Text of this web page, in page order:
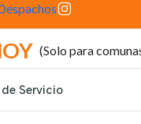
&
(Solo para
Servicio